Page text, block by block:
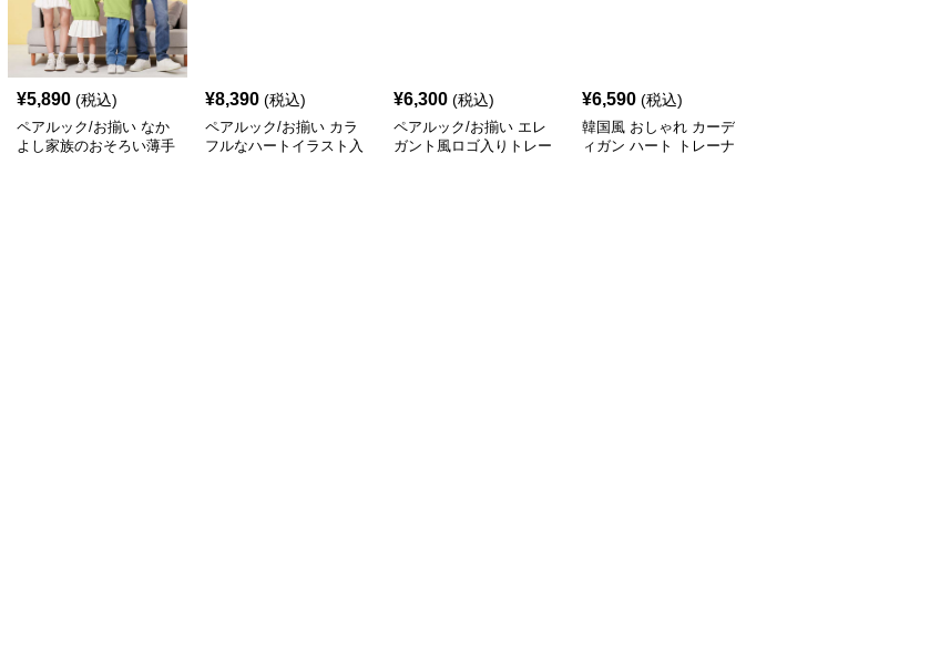
¥5,890 (税込)
ペアルック/お揃い なか
よし家族のおそろい薄手
¥8,390 (税込)
ペアルック/お揃い カラ
フルなハートイラスト入
¥6,300 (税込)
ペアルック/お揃い エレ
ガント風ロゴ入りトレー
¥6,590 (税込)
韓国風 おしゃれ カーデ
ィガン ハート トレーナ